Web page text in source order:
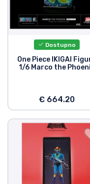
Dostupno
One Piece IKIGAI
1/6 Marco the
€ 664.20